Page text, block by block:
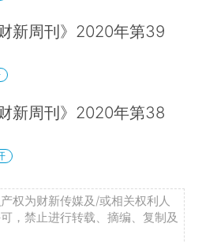
新周刊》2020年第39
新周刊》2020年第38
权为财新传媒及/或相关权利人
，禁止进行转载、摘编、复制及